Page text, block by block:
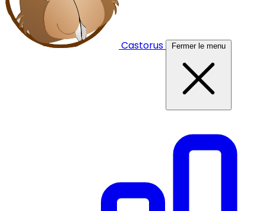
Castorus Fermer le menu